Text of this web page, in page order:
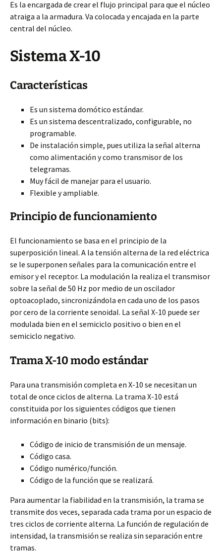
Es la encargada de crear el flujo principal para que el núcleo
atraiga a la armadura. Va colocada y encajada en la parte
central del núcleo.
Sistema X-10
Características
Es un sistema domótico estándar.
Es un sistema descentralizado, configurable, no
programable.
De instalación simple, pues utiliza la señal alterna
como alimentación y como transmisor de los
telegramas.
Muy fácil de manejar para el usuario.
Flexible y ampliable.
Principio de funcionamiento
El funcionamiento se basa en el principio de la
superposición lineal. A la tensión alterna de la red eléctrica
se le superponen señales para la comunicación entre el
emisor y el receptor. La modulación la realiza el transmisor
sobre la señal de 50 Hz por medio de un oscilador
optoacoplado, sincronizándola en cada uno de los pasos
por cero de la corriente senoidal. La señal X-10 puede ser
modulada bien en el semiciclo positivo o bien en el
semiciclo negativo.
Trama X-10 modo estándar
Para una transmisión completa en X-10 se necesitan un
total de once ciclos de alterna. La trama X-10 está
constituida por los siguientes códigos que tienen
información en binario (bits):
Código de inicio de transmisión de un mensaje.
Código casa.
Código numérico/función.
Código de la función que se realizará.
Para aumentar la fiabilidad en la transmisión, la trama se
transmite dos veces, separada cada trama por un espacio de
tres ciclos de corriente alterna. La función de regulación de
intensidad, la transmisión se realiza sin separación entre
tramas.